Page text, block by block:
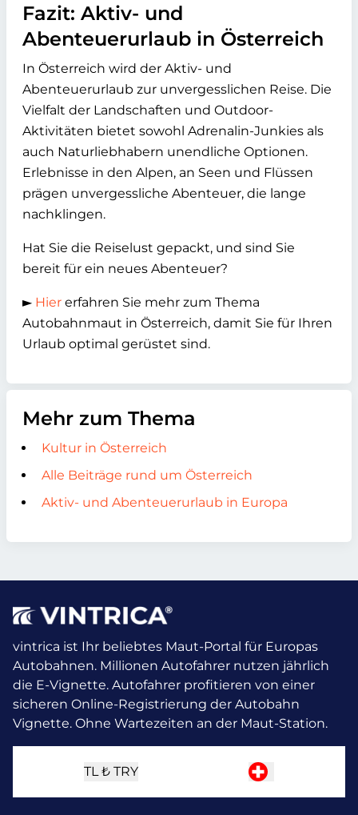
Fazit: Aktiv- und
Abenteuerurlaub in Österreich
In Österreich wird der Aktiv- und
Abenteuerurlaub zur unvergesslichen Reise. Die
Vielfalt der Landschaften und Outdoor-
Aktivitäten bietet sowohl Adrenalin-Junkies als
auch Naturliebhabern unendliche Optionen.
Erlebnisse in den Alpen, an Seen und Flüssen
prägen unvergessliche Abenteuer, die lange
nachklingen.
Hat Sie die Reiselust gepackt, und sind Sie
bereit für ein neues Abenteuer?
► Hier erfahren Sie mehr zum Thema
Autobahnmaut in Österreich, damit Sie für Ihren
Urlaub optimal gerüstet sind.
Mehr zum Thema
Kultur in Österreich
Alle Beiträge rund um Österreich
Aktiv- und Abenteuerurlaub in Europa
vintrica ist Ihr beliebtes Maut-Portal für Europas
Autobahnen. Millionen Autofahrer nutzen jährlich
die E-Vignette. Autofahrer profitieren von einer
sicheren Online-Registrierung der Autobahn
Vignette. Ohne Wartezeiten an der Maut-Station.
TL ₺ TRY